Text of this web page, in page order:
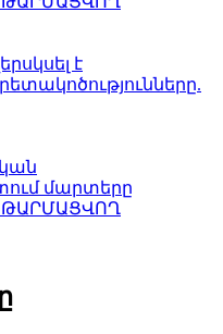
է
մարտերը
ԹԱՐՄԱՑՎՈՂ